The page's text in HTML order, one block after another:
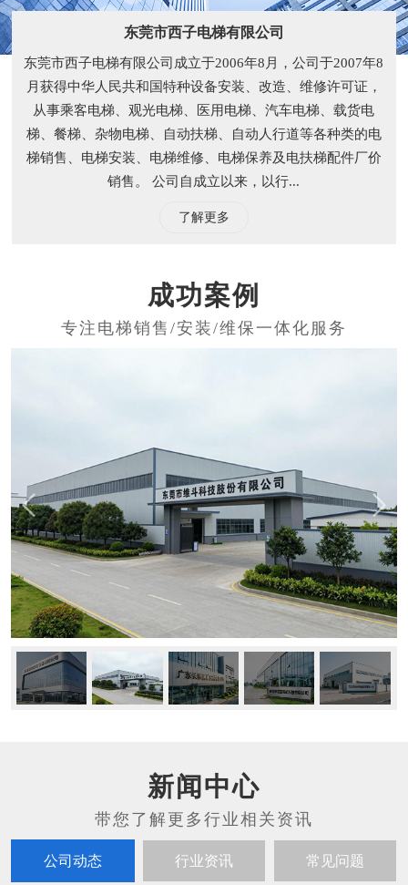
东莞市西子电梯有限公司
东莞市西子电梯有限公司成立于2006年8月，公司于2007年8
月获得中华人民共和国特种设备安装、改造、维修许可证，
从事乘客电梯、观光电梯、医用电梯、汽车电梯、载货电
梯、餐梯、杂物电梯、自动扶梯、自动人行道等各种类的电
梯销售、电梯安装、电梯维修、电梯保养及电扶梯配件厂价
销售。 公司自成立以来，以行...
了解更多
成功案例
新闻中心
公司动态 行业资讯 常见问题